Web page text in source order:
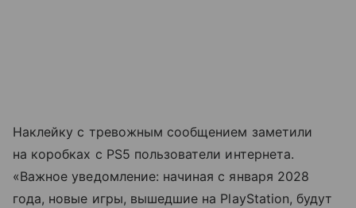
Наклейку с тревожным сообщением заметили
на коробках с PS5 пользователи интернета.
«Важное уведомление: начиная с января 2028
года, новые игры, вышедшие на PlayStation, будут